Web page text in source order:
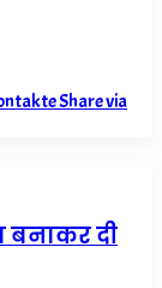
Share via
बनाकर दी